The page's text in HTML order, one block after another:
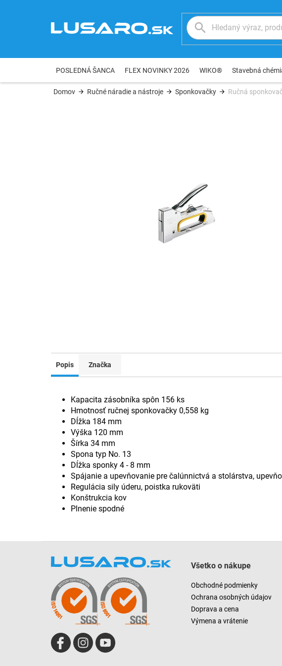
POSLEDNÁ ŠANCA FLEX NOVINKY 2026 WIKO® Stavebná
Domov Ručné náradie a nástroje Sponkovačky Ručná
Popis Značka
Kapacita zásobníka spôn 156 ks
Hmotnosť ručnej sponkovačky 0,558 kg
Dĺžka 184 mm
Výška 120 mm
Šírka 34 mm
Spona typ No. 13
Dĺžka sponky 4 - 8 mm
Spájanie a upevňovanie pre čalúnnictvá a stolárstva,
Regulácia sily úderu, poistka rukoväti
Konštrukcia kov
Plnenie spodné
Všetko o nákupe
Obchodné podmienky
Ochrana osobných údajov
Doprava a cena
Výmena a vrátenie